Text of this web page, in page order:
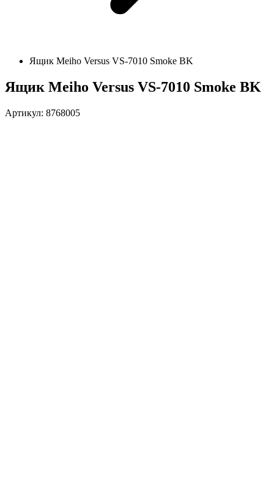
Ящик Meiho Versus VS-7010 Smoke BK
Ящик Meiho Versus VS-7010 Smoke BK
Артикул: 8768005